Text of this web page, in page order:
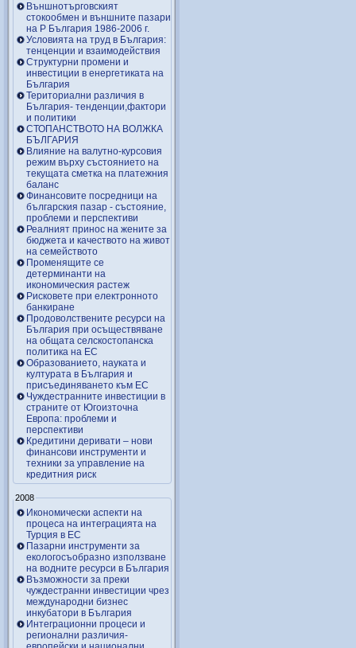
Външнотърговският
стокообмен и външните пазари
на Р България 1986-2006 г.
Условията на труд в България:
тенценции и взаимодействия
Структурни промени и
инвестиции в енергетиката на
България
Териториални различия в
България- тенденции,фактори
и политики
СТОПАНСТВОТО НА ВОЛЖКА
БЪЛГАРИЯ
Влияние на валутно-курсовия
режим върху състоянието на
текущата сметка на платежния
баланс
Финансовите посредници на
българския пазар - състояние,
проблеми и перспективи
Реалният принос на жените за
бюджета и качеството на живот
на семейството
Променящите се
детерминанти на
икономическия растеж
Рисковете при електронното
банкиране
Продоволствените ресурси на
България при осъществяване
на общата селскостопанска
политика на ЕС
Образованието, науката и
културата в България и
присъединяването към ЕС
Чуждестранните инвестиции в
страните от Югоизточна
Европа: проблеми и
перспективи
Кредитини деривати – нови
финансови инструменти и
техники за управление на
кредитния риск
2008
Икономически аспекти на
процеса на интеграцията на
Турция в ЕС
Пазарни инструменти за
екологосъобразно използване
на водните ресурси в България
Възможности за преки
чуждестранни инвестиции чрез
международни бизнес
инкубатори в България
Интеграционни процеси и
регионални различия-